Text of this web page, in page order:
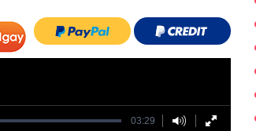
03:29